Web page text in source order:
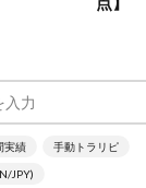
実績 手動トラリピ
JPY)